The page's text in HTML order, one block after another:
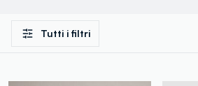
Tutti i filtri